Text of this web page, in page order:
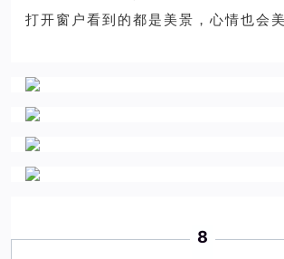
打开窗户看到的都是美景，心情也会
8